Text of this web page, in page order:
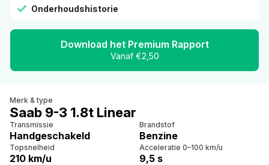
Onderhoudshistorie
Download het Premium Rapport
Vanaf €2,50
Merk & type
Saab 9-3 1.8t Linear
Transmissie
Handgeschakeld
Brandstof
Benzine
Topsnelheid
210 km/u
Acceleratie 0–100 km/u
9,5 s